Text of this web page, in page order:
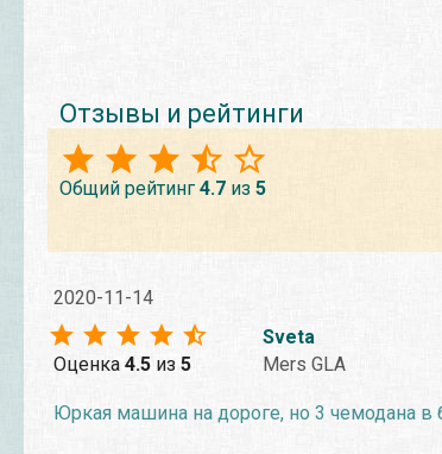
Отзывы и рейтинги
Общий рейтинг 4.7из 5
2020-11-14
Оценка 4.5из 5
Sveta
Mers GLA
Юркая машина на дороге, но 3 чемодана в